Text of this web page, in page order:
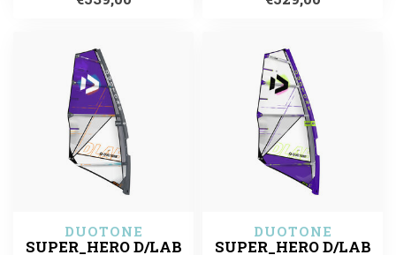
DUOTONE
SUPER_HERO D/LAB
DUOTONE
SUPER_HERO D/LAB